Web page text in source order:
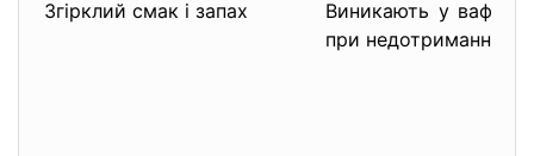
Згірклий смак і запах
Виникають у вафлях
при недотриманні